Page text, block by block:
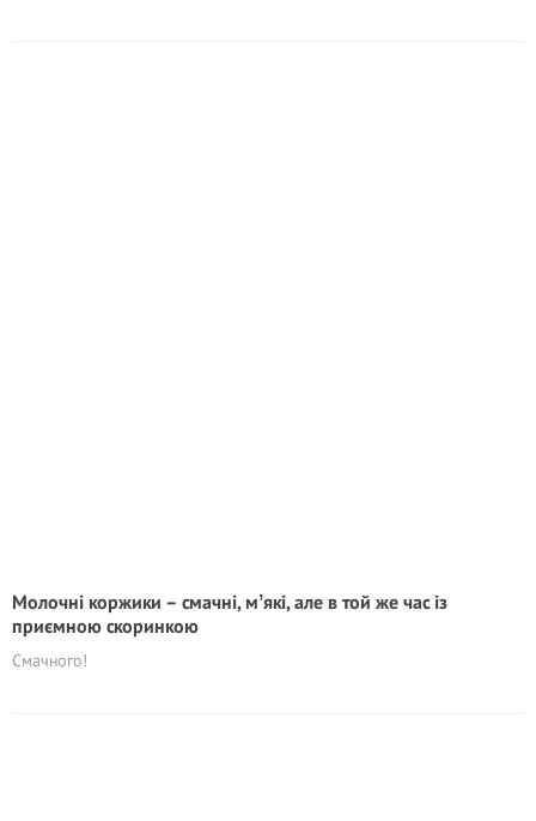
Молочні коржики – смачні, мʼякі, але в той же час із
приємною скоринкою
Смачного!